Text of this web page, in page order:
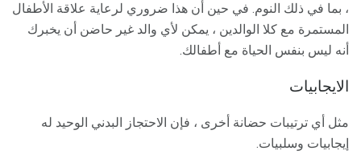
، بما في ذلك النوم. في حين أن هذا ضروري لرعاية علاقة الأطفال
المستمرة مع كلا الوالدين ، يمكن لأي والد غير حاضن أن يخبرك
أنه ليس بنفس الحياة مع أطفالك.
الايجابيات
مثل أي ترتيبات حضانة أخرى ، فإن الاحتجاز البدني الوحيد له
إيجابيات وسلبيات.